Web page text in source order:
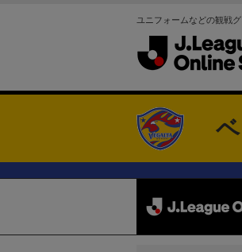
ユニフォームなどの観戦